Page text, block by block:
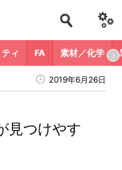
ィ FA 素材／化学
2019年6月26日
見つけやす